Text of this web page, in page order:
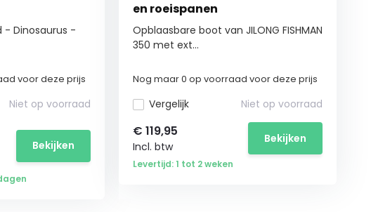
- Dinosaurus -
voor deze prijs
Niet op voorraad
Bekijken
en roeispanen
Opblaasbare boot van JILONG FISHMAN
350 met ext...
Nog maar 0 op voorraad voor deze prijs
Vergelijk Niet op voorraad
€ 119,95
Incl. btw
Bekijken
Levertijd: 1 tot 2 weken